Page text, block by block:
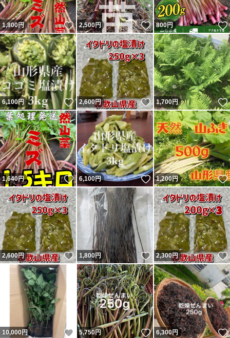
1,800円 いいね！
2,500円 いいね！
800円
6,100円 いいね！
2,600円 いいね！
1,700円
1,640円 いいね！
6,100円 いいね！
1,200円
2,600円 いいね！
1,800円 いいね！
2,300円
10,000円 いいね！
5,750円 いいね！
6,300円